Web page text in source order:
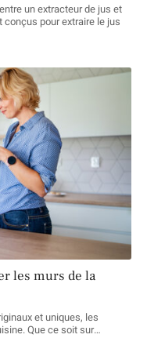
un extracteur de jus et
pour extraire le jus
les murs de la
et uniques, les
Que ce soit sur…